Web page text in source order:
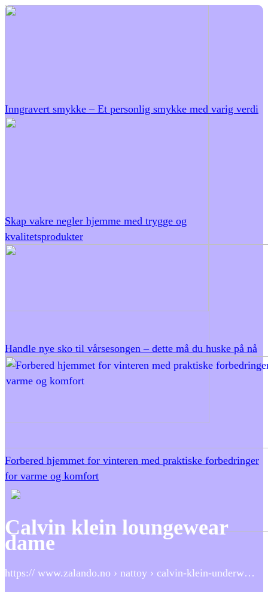
Inngravert smykke – Et personlig smykke med varig verdi
Skap vakre negler hjemme med trygge og
kvalitetsprodukter
Handle nye sko til vårsesongen – dette må du huske på nå
Forbered hjemmet for vinteren med praktiske forbedringer
for varme og komfort
Calvin klein loungewear
dame
https:// www.zalando.no › nattoy › calvin-klein-underw…